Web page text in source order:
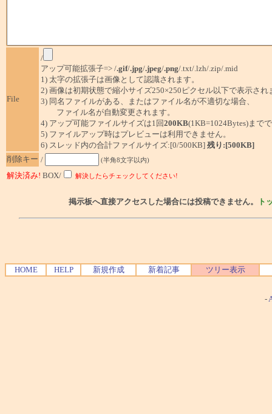
File
/
アップ可能拡張子=> /.gif/.jpg/.jpeg/.png/.txt/.lzh/.zip/.mid
1) 太字の拡張子は画像として認識されます。
2) 画像は初期状態で縮小サイズ250×250ピクセル以下で表示され
3) 同名ファイルがある、またはファイル名が不適切な場合、
ファイル名が自動変更されます。
4) アップ可能ファイルサイズは1回200KB(1KB=1024Bytes)まで
5) ファイルアップ時はプレビューは利用できません。
6) スレッド内の合計ファイルサイズ:[0/500KB] 残り:[500KB]
削除キー / (半角8文字以内)
解決済み! BOX/ 解決したらチェックしてください!
掲示板へ直接アクセスした場合には投稿できません。 ト
HOME HELP 新規作成 新着記事 ツリー表示
-